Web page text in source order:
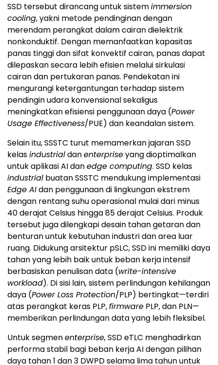
SSD tersebut dirancang untuk sistemimmersion
cooling, yakni metode pendinginan dengan
merendam perangkat dalam cairan dielektrik
nonkonduktif. Dengan memanfaatkan kapasitas
panas tinggi dan sifat konvektif cairan, panas dapat
dilepaskan secara lebih efisien melalui sirkulasi
cairan dan pertukaran panas. Pendekatan ini
mengurangi ketergantungan terhadap sistem
pendingin udara konvensional sekaligus
meningkatkan efisiensi penggunaan daya (Power
Usage Effectiveness/PUE) dan keandalan sistem.
Selain itu, SSSTC turut memamerkan jajaran SSD
kelasindustrialdanenterpriseyang dioptimalkan
untuk aplikasi AI danedge computing. SSD kelas
industrial buatan SSSTC mendukung implementasi
Edge AIdan penggunaan di lingkungan ekstrem
dengan rentang suhu operasional mulai dari minus
40 derajat Celsius hingga 85 derajat Celsius. Produk
tersebut juga dilengkapi desain tahan getaran dan
benturan untuk kebutuhan industri dan area luar
ruang. Didukung arsitektur pSLC, SSD ini memiliki daya
tahan yang lebih baik untuk beban kerja intensif
berbasiskan penulisan data (write-intensive
workload). Di sisi lain, sistem perlindungan kehilangan
daya (Power Loss Protection/PLP) bertingkat—terdiri
atas perangkat keras PLP,firmware PLP, dan PLN—
memberikan perlindungan data yang lebih fleksibel.
Untuk segmenenterprise, SSD eTLC menghadirkan
performa stabil bagi beban kerja AI dengan pilihan
daya tahan 1 dan 3 DWPD selama lima tahun untuk